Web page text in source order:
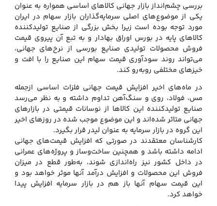
بررسی چشم‌انداز بازار جهانی کالاهای اساسی همواره به عنوان
یکی از موضوع‌های اصلی سرمایه‌گذاران بازار سهام در ایران
مورد توجه بوده است زیرا بخش بزرگی از صنایع تولیدکننده
کالاهای پایه در بورس اوراق بهادار و به تبع آن پیروی قیمت
فروش محصولات تولیدی صنایع بورسی از نرخ‌های جهانی،
می‌تواند روند سودآوری قیمت سهام این صنایع را با افت و
خیزهای مختلفی روبه‌رو کند.
در ماه‌های اخیر افزایش قیمت جهانی فلزات اساسی ازجمله
مس، فولاد، روی و سنگ‌آهن تداوم داشته و به نظر می‌رسد
صنایع تولیدکننده این کالاها از نوسانات قیمتی در بازارهای
جهانی متاثر شده‌اند و این موضوع موجب شده در روزهای اخیر
این گروه در بازار سرمایه به عنوان لیدر قرار بگیرد.
کارشناسان معتقدند در صورتی که افزایش قیمت‌های جهانی
ادامه داشته باشد و همچنین ساخت‌وساز و پروژه‌های عمرانی
در داخل کشور نیز راه‌اندازی شوند، به‌طور قطع در میزان
فروش این محصولات و افزایش درآمد آنها موثر خواهد بود و
این قیمت سهام آنها باز هم در بازار سرمایه افزایش پیدا
خواهد کرد.